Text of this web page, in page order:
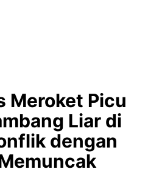
Meroket Picu
Liar di
dengan